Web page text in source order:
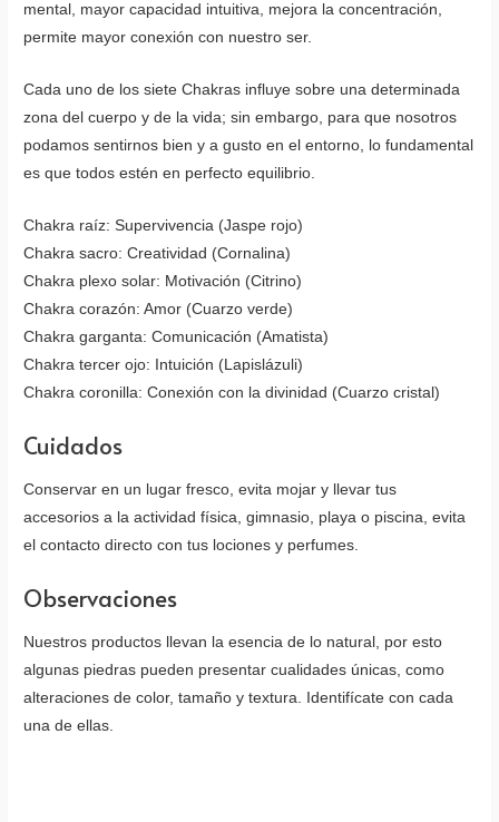
mental, mayor capacidad intuitiva, mejora la concentración,
permite mayor conexión con nuestro ser.
Cada uno de los siete Chakras influye sobre una determinada
zona del cuerpo y de la vida; sin embargo, para que nosotros
podamos sentirnos bien y a gusto en el entorno, lo fundamental
es que todos estén en perfecto equilibrio.
Chakra raíz: Supervivencia (Jaspe rojo)
Chakra sacro: Creatividad (Cornalina)
Chakra plexo solar: Motivación (Citrino)
Chakra corazón: Amor (Cuarzo verde)
Chakra garganta: Comunicación (Amatista)
Chakra tercer ojo: Intuición (Lapislázuli)
Chakra coronilla: Conexión con la divinidad (Cuarzo cristal)
Cuidados
Conservar en un lugar fresco, evita mojar y llevar tus
accesorios a la actividad física, gimnasio, playa o piscina, evita
el contacto directo con tus lociones y perfumes.
Observaciones
Nuestros productos llevan la esencia de lo natural, por esto
algunas piedras pueden presentar cualidades únicas, como
alteraciones de color, tamaño y textura. Identifícate con cada
una de ellas.